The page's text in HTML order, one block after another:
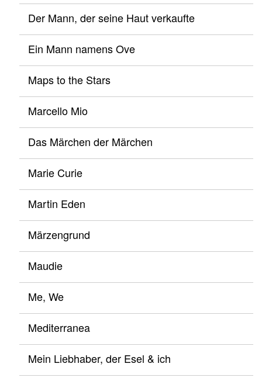
Der Mann, der seine Haut verkaufte
Ein Mann namens Ove
Maps to the Stars
Marcello Mio
Das Märchen der Märchen
Marie Curie
Martin Eden
Märzengrund
Maudie
Me, We
Mediterranea
Mein Liebhaber, der Esel & ich